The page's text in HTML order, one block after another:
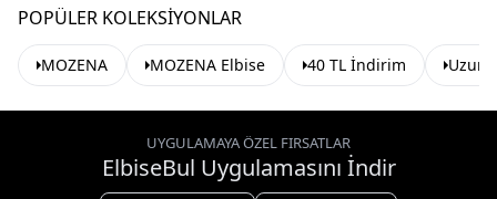
POPÜLER KOLEKSIYONLAR
MOZENA MOZENA Elbise 40 TL İndirim Uzun
UYGULAMAYA ÖZEL FIRSATLAR
ElbiseBul Uygulamasını İndir